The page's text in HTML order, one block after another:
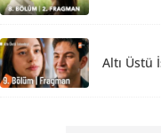
Altı Üstü